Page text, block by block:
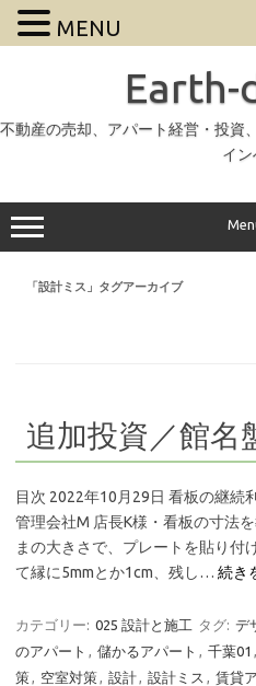
Earth-
不動産の売却、アパート経営・投資
イン
「設計ミス 」タグアーカイブ
追加投資／館名
目次 2022年10月29日 看板の継続
管理会社M 店長K様・看板の寸法
まの大きさで、プレートを貼り付
て縁に5mmとか1cm、残し… 続き
カテゴリー: 025 設計と施工 タグ: デ
のアパート , 儲かるアパート , 千葉01 ,
策, 空室対策, 設計, 設計ミス , 賃貸
MENU